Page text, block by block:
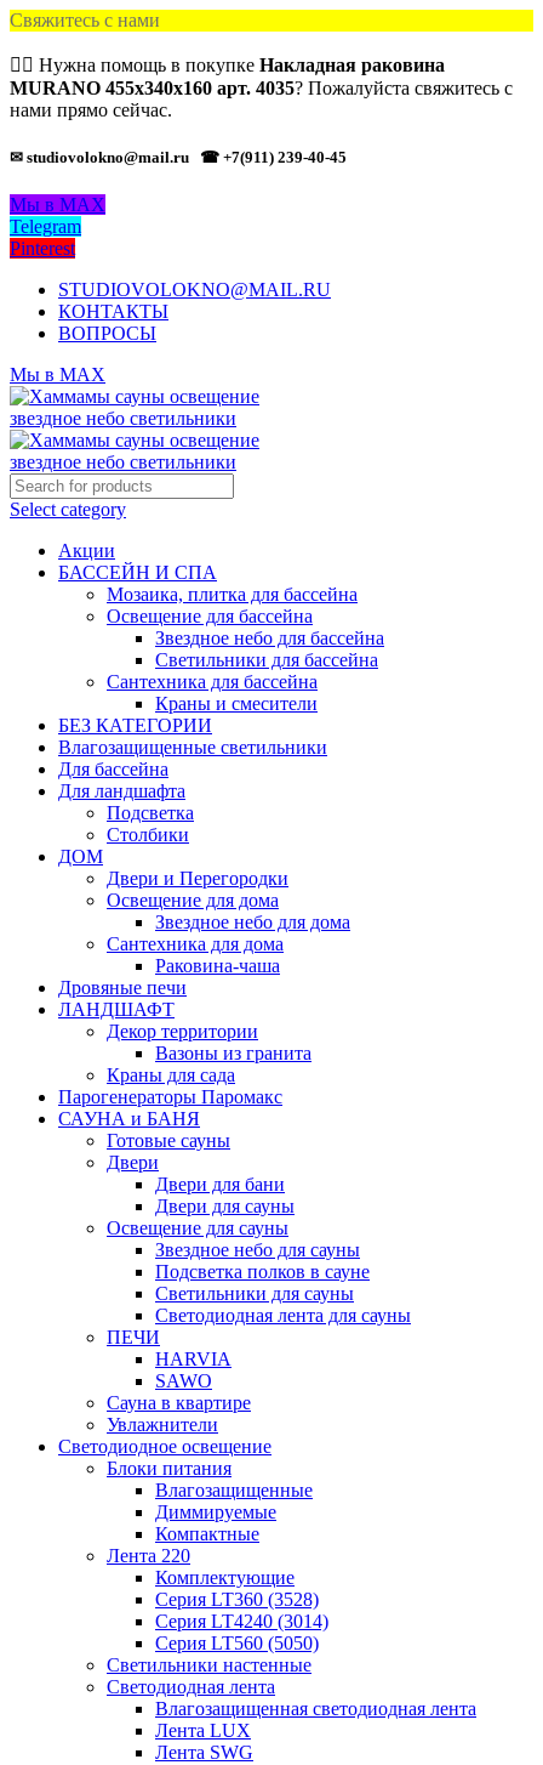
Свяжитесь с нами
🙋‍♂️ Нужна помощь в покупке Накладная раковина
MURANO 455х340х160 арт. 4035? Пожалуйста свяжитесь с
нами прямо сейчас.
✉ studiovolokno@mail.ru ☎ +7(911) 239-40-45
Мы в MAX
Telegram
Pinterest
STUDIOVOLOKNO@MAIL.RU
КОНТАКТЫ
ВОПРОСЫ
Мы в MAX
Select category
Акции
БАССЕЙН И СПА
Мозаика, плитка для бассейна
Освещение для бассейна
Звездное небо для бассейна
Светильники для бассейна
Сантехника для бассейна
Краны и смесители
БЕЗ КАТЕГОРИИ
Влагозащищенные светильники
Для бассейна
Для ландшафта
Подсветка
Столбики
ДОМ
Двери и Перегородки
Освещение для дома
Звездное небо для дома
Сантехника для дома
Раковина-чаша
Дровяные печи
ЛАНДШАФТ
Декор территории
Вазоны из гранита
Краны для сада
Парогенераторы Паромакс
САУНА и БАНЯ
Готовые сауны
Двери
Двери для бани
Двери для сауны
Освещение для сауны
Звездное небо для сауны
Подсветка полков в сауне
Светильники для сауны
Светодиодная лента для сауны
ПЕЧИ
HARVIA
SAWO
Сауна в квартире
Увлажнители
Светодиодное освещение
Блоки питания
Влагозащищенные
Диммируемые
Компактные
Лента 220
Комплектующие
Серия LT360 (3528)
Серия LT4240 (3014)
Серия LT560 (5050)
Светильники настенные
Светодиодная лента
Влагозащищенная светодиодная лента
Лента LUX
Лента SWG